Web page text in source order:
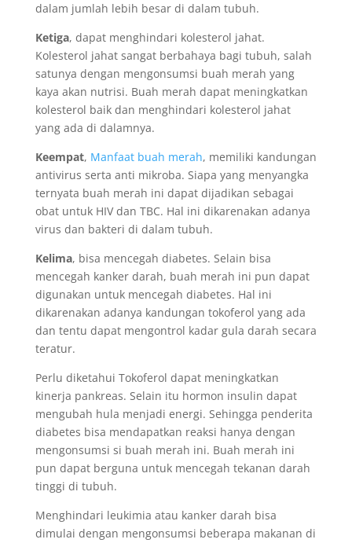
dalam jumlah lebih besar di dalam tubuh.
Ketiga, dapat menghindari kolesterol jahat.
Kolesterol jahat sangat berbahaya bagi tubuh, salah
satunya dengan mengonsumsi buah merah yang
kaya akan nutrisi. Buah merah dapat meningkatkan
kolesterol baik dan menghindari kolesterol jahat
yang ada di dalamnya.
Keempat, Manfaat buah merah, memiliki kandungan
antivirus serta anti mikroba. Siapa yang menyangka
ternyata buah merah ini dapat dijadikan sebagai
obat untuk HIV dan TBC. Hal ini dikarenakan adanya
virus dan bakteri di dalam tubuh.
Kelima, bisa mencegah diabetes. Selain bisa
mencegah kanker darah, buah merah ini pun dapat
digunakan untuk mencegah diabetes. Hal ini
dikarenakan adanya kandungan tokoferol yang ada
dan tentu dapat mengontrol kadar gula darah secara
teratur.
Perlu diketahui Tokoferol dapat meningkatkan
kinerja pankreas. Selain itu hormon insulin dapat
mengubah hula menjadi energi. Sehingga penderita
diabetes bisa mendapatkan reaksi hanya dengan
mengonsumsi si buah merah ini. Buah merah ini
pun dapat berguna untuk mencegah tekanan darah
tinggi di tubuh.
Menghindari leukimia atau kanker darah bisa
dimulai dengan mengonsumsi beberapa makanan di